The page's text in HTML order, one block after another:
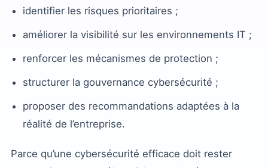
identifier les risques prioritaires ;
améliorer la visibilité sur les environnements IT ;
renforcer les mécanismes de protection ;
structurer la gouvernance cybersécurité ;
proposer des recommandations adaptées à la
réalité de l’entreprise.
Parce qu’une cybersécurité efficace doit rester